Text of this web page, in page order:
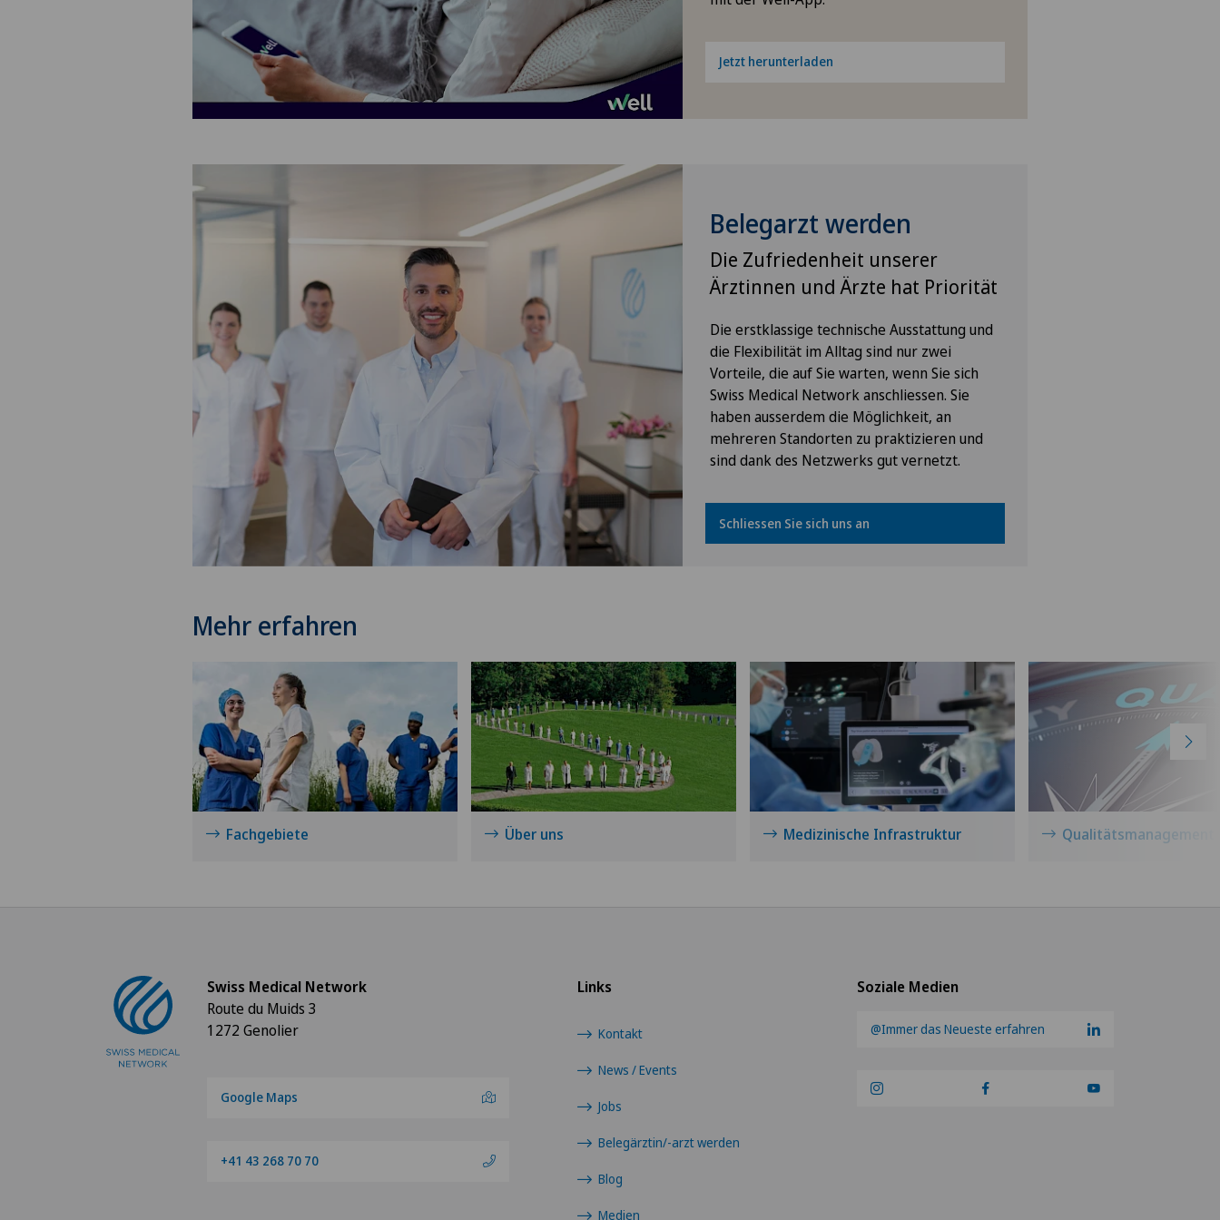
Bänderriss / Bandverletzung
Bandscheibenprothese |
Künstliche Bandscheibe
Bandscheibenvorfall
Brustwirbelsäule
Bandscheibenvorfall
Halswirbelsäule – Zervikale
Diskushernie
Bandscheibenvorfall
Lendenwirbelsäule (LWS)
Check-up
Check-up für Frauen
CyberKnife® System
Da Vinci
Dermatologie und Venerologie
Diabetologie
Endometriose
Erektile Dysfunktion
Nebenschilddrüse
Jetzt herunterladen
Belegarzt werden
Die Zufriedenheit unserer
Ärztinnen und Ärzte hat Priorität
Die erstklassige technische Ausstattung und
die Flexibilität im Alltag sind nur zwei
Vorteile, die auf Sie warten, wenn Sie sich
Swiss Medical Network anschliessen. Sie
haben ausserdem die Möglichkeit, an
mehreren Standorten zu praktizieren und
sind dank des Netzwerks gut vernetzt.
Schliessen Sie sich uns an
Mehr erfahren
Fachgebiete Über uns Medizinische Infrastruktur Qualitätsmanagement
Soziale Medien
@Immer das Neueste erfahren
Links
Kontakt
News / Events
Jobs
Belegärztin/-arzt werden
Blog
Medien
Swiss Medical Network
Route du Muids 3
1272 Genolier
Google Maps
+41 43 268 70 70